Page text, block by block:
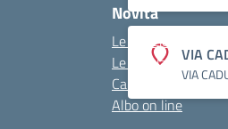
VIA
VIA
Novità
Le notizie
Le circolari
Calendario eventi
Albo on line